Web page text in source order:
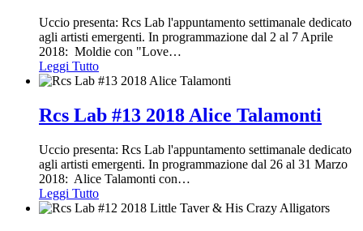
Uccio presenta: Rcs Lab l'appuntamento settimanale dedicato
agli artisti emergenti. In programmazione dal 2 al 7 Aprile
2018: Moldie con "Love…
Leggi Tutto
Rcs Lab #13 2018 Alice Talamonti
Uccio presenta: Rcs Lab l'appuntamento settimanale dedicato
agli artisti emergenti. In programmazione dal 26 al 31 Marzo
2018: Alice Talamonti con…
Leggi Tutto